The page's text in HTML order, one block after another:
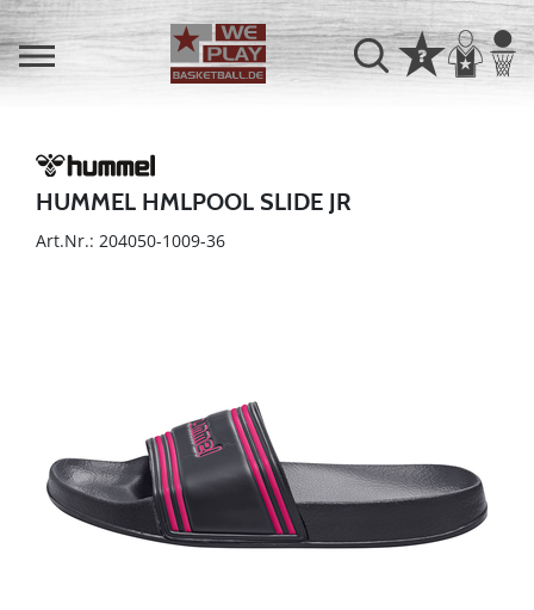
HUMMEL HMLPOOL SLIDE JR
Art.Nr.: 204050-1009-36